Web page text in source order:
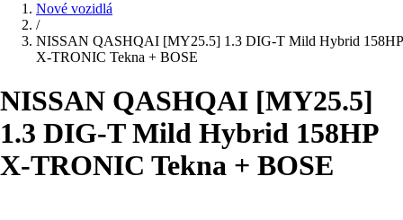
Nové vozidlá
/
NISSAN QASHQAI [MY25.5] 1.3 DIG-T Mild Hybrid 158HP
X-TRONIC Tekna + BOSE
NISSAN QASHQAI [MY25.5]
1.3 DIG-T Mild Hybrid 158HP
X-TRONIC Tekna + BOSE